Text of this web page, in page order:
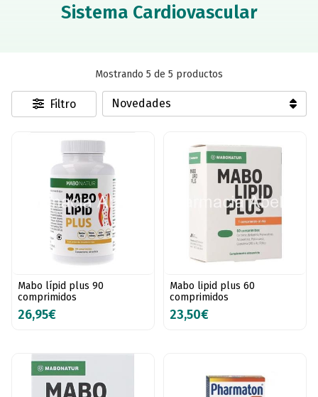
Sistema Cardiovascular
Mostrando 5 de 5 productos
Filtro
Mabo lípid plus 90
comprimidos
26,95€
Mabo lipid plus 60
comprimidos
23,50€